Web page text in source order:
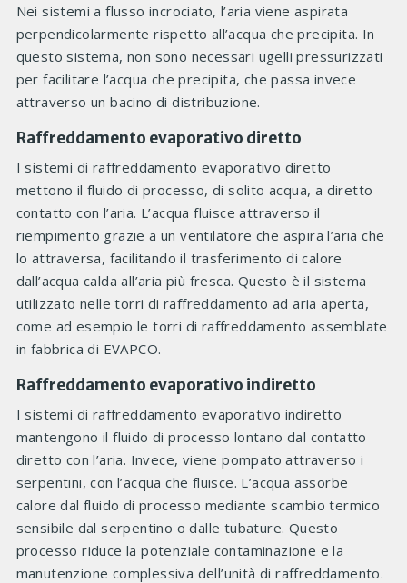
Nei sistemi a flusso incrociato, l’aria viene aspirata
perpendicolarmente rispetto all’acqua che precipita. In
questo sistema, non sono necessari ugelli pressurizzati
per facilitare l’acqua che precipita, che passa invece
attraverso un bacino di distribuzione.
Raffreddamento evaporativo diretto
I sistemi di raffreddamento evaporativo diretto
mettono il fluido di processo, di solito acqua, a diretto
contatto con l’aria. L’acqua fluisce attraverso il
riempimento grazie a un ventilatore che aspira l’aria che
lo attraversa, facilitando il trasferimento di calore
dall’acqua calda all’aria più fresca. Questo è il sistema
utilizzato nelle torri di raffreddamento ad aria aperta,
come ad esempio le torri di raffreddamento assemblate
in fabbrica di EVAPCO.
Raffreddamento evaporativo indiretto
I sistemi di raffreddamento evaporativo indiretto
mantengono il fluido di processo lontano dal contatto
diretto con l’aria. Invece, viene pompato attraverso i
serpentini, con l’acqua che fluisce. L’acqua assorbe
calore dal fluido di processo mediante scambio termico
sensibile dal serpentino o dalle tubature. Questo
processo riduce la potenziale contaminazione e la
manutenzione complessiva dell’unità di raffreddamento.